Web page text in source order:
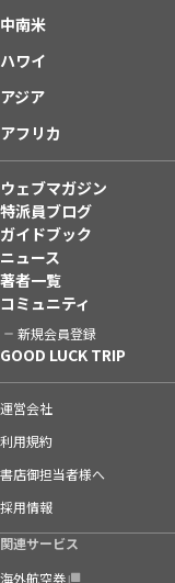
中南米
ハワイ
アジア
アフリカ
ウェブマガジン
特派員ブログ
ガイドブック
ニュース
著者一覧
コミュニティ
新規会員登録
GOOD LUCK TRIP
運営会社
利用規約
書店御担当者様へ
採用情報
関連サービス
海外航空券